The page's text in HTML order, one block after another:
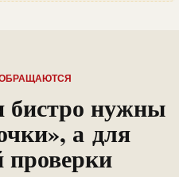
бистро нужны
а для
проверки